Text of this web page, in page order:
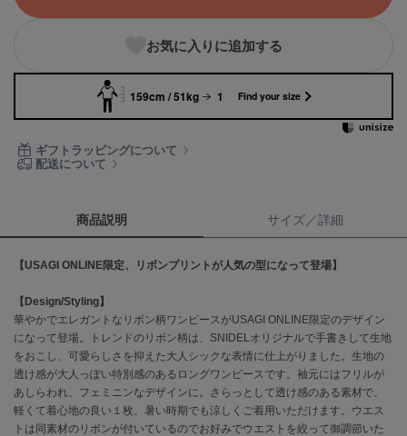
Beyond Closet
カルバン・クライン
CELFORD
セルフォード
クラークス
CODE A
コードエー
COLE HAAN
コール ハーン
CONVERSE
コンバース
お気に入りに追加する
159cm / 51kg 1 Find your size
ギフトラッピングについて
配送について
商品説明 サイズ／詳細
【USAGI ONLINE限定、リボンプリントが人気の型になって登場】
【Design/Styling】
華やかでエレガントなリボン柄ワンピースがUSAGI ONLINE限定のデザイン
になって登場。トレンドのリボン柄は、SNIDELオリジナルで手書きして生地
をおこし、可愛らしさを抑えた大人シックな表情に仕上がりました。生地の
透け感が大人っぽい特別感のあるロングワンピースです。袖元にはフリルが
あしらわれ、フェミニンなデザインに。さらっとして透け感のある素材で、
軽くて着心地の良い１枚。暑い時期でも涼しくご着用いただけます。ウエス
トは同素材のリボンが付いているのでお好みでウエストを絞って御調節いた